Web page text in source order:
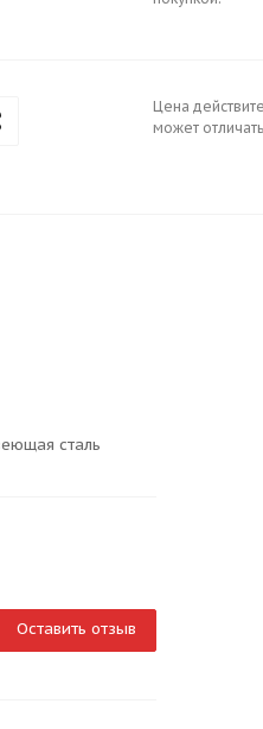
Цена
может
сталь
Оставить отзыв